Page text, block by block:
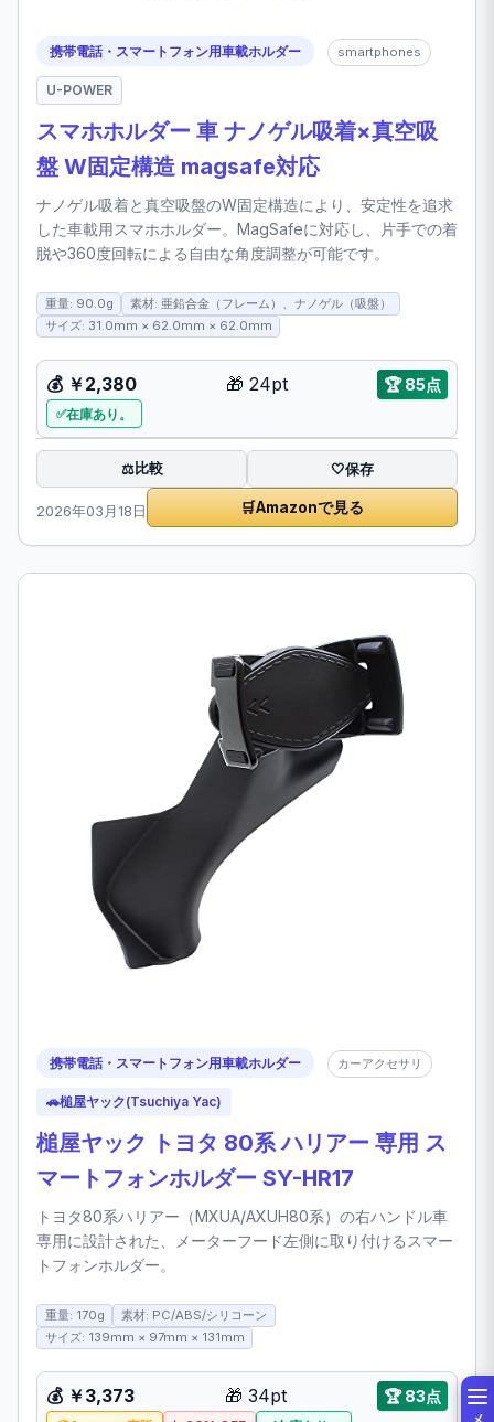
携帯電話・スマートフォン用車載ホルダー smartphones
U-POWER
スマホホルダー 車 ナノゲル吸着×真空吸
盤 W固定構造 magsafe対応
ナノゲル吸着と真空吸盤のW固定構造により、安定性を追求
した車載用スマホホルダー。MagSafeに対応し、片手での着
脱や360度回転による自由な角度調整が可能です。
重量: 90.0g
素材: 亜鉛合金（フレーム）、ナノゲル（吸盤）
サイズ: 31.0mm × 62.0mm × 62.0mm
💰 ￥2,380 🎁 24pt 🏆85点
在庫あり。
⚖️比較 🤍保存
2026年03月18日 🛒Amazonで見る
携帯電話・スマートフォン用車載ホルダー カーアクセサリ
🚗槌屋ヤック(Tsuchiya Yac)
槌屋ヤック トヨタ 80系 ハリアー 専用 ス
マートフォンホルダー SY-HR17
トヨタ80系ハリアー（MXUA/AXUH80系）の右ハンドル車
専用に設計された、メーターフード左側に取り付けるスマー
トフォンホルダー。
重量: 170g
素材: PC/ABS/シリコーン
サイズ: 139mm × 97mm × 131mm
💰 ￥3,373 🎁 34pt 🏆83点